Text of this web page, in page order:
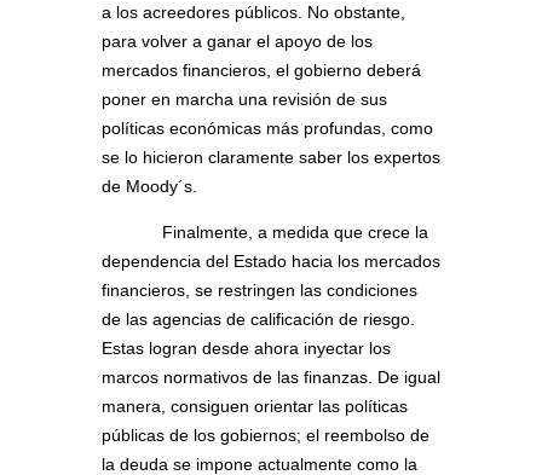
a los acreedores públicos. No obstante,
para volver a ganar el apoyo de los
mercados financieros, el gobierno deberá
poner en marcha una revisión de sus
políticas económicas más profundas, como
se lo hicieron claramente saber los expertos
de Moody´s.
Finalmente, a medida que crece la
dependencia del Estado hacia los mercados
financieros, se restringen las condiciones
de las agencias de calificación de riesgo.
Estas logran desde ahora inyectar los
marcos normativos de las finanzas. De igual
manera, consiguen orientar las políticas
públicas de los gobiernos; el reembolso de
la deuda se impone actualmente como la